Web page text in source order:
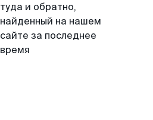
туда и обратно,
найденный на нашем
сайте за последнее
время